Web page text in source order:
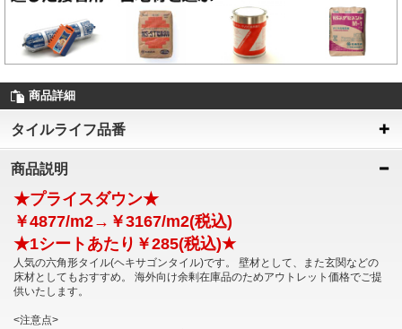
商品詳細
タイルライフ品番
商品説明
★プライスダウン★
￥4877/m2→￥3167/m2(税込)
★1シートあたり￥285(税込)★
人気の六角形タイル(ヘキサゴンタイル)です。 壁材として、また玄関などの
床材としてもおすすめ。 海外向け余剰在庫品のためアウトレット価格でご提
供いたします。
<注意点>